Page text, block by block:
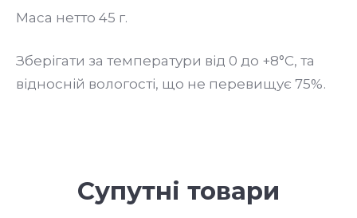
Маса нетто 45 г.
Зберігати за температури від 0 до +8°С, та
відносній вологості, що не перевищує 75%.
Супутні товари